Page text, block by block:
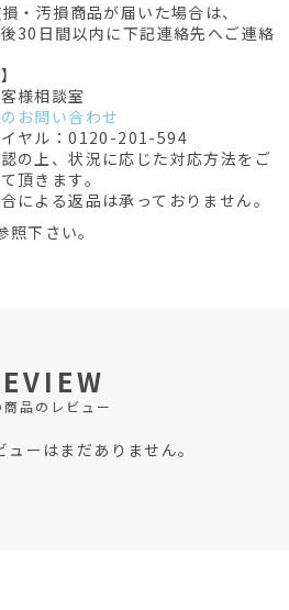
・汚損商品が届いた場合は、
30日間以内に下記連絡先へご連絡
様相談室
お問い合わせ
イヤル：0120-201-594
の上、状況に応じた対応方法をご
頂きます。
による返品は承っておりません。
照下さい。
商品のレビュー
ーはまだありません。